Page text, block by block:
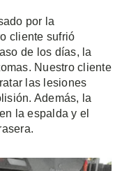
por la
cliente sufrió
de los días, la
Nuestro cliente
las lesiones
Además, la
la espalda y el